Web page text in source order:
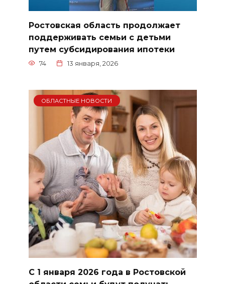
Ростовская область продолжает
поддерживать семьи с детьми
путем субсидирования ипотеки
74 13 января, 2026
ОБЛАСТНЫЕ НОВОСТИ
С 1 января 2026 года в Ростовской